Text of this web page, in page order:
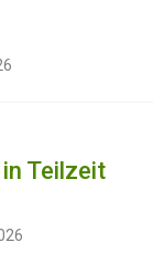
Teilzeit